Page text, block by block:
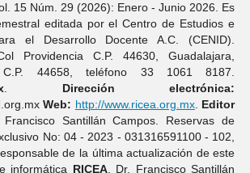
15 Núm. 29 (2026): Enero - Junio 2026. Es
editada por el Centro de Estudios e
el Desarrollo Docente A.C. (CENID).
Providencia C.P. 44630, Guadalajara,
44658, teléfono 33 1061 8187.
. Dirección electrónica:
Web: http://www.ricea.org.mx. Editor
Santillán Campos. Reservas de
No: 04 - 2023 - 031316591100 - 102,
de la última actualización de este
informática RICEA, Dr. Francisco Santillán